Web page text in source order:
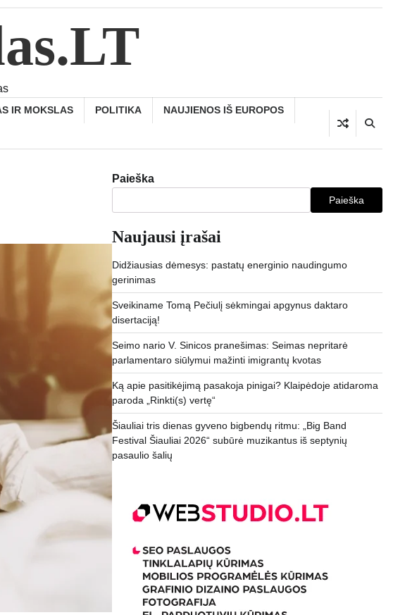
IR MOKSLAS POLITIKA NAUJIENOS IŠ EUROPOS
Paieška
Paieška
Naujausi įrašai
Didžiausias dėmesys: pastatų energinio naudingumo
gerinimas
Sveikiname Tomą Pečiulį sėkmingai apgynus daktaro
disertaciją!
Seimo nario V. Sinicos pranešimas: Seimas nepritarė
parlamentaro siūlymui mažinti imigrantų kvotas
Ką apie pasitikėjimą pasakoja pinigai? Klaipėdoje atidaroma
paroda „Rinkti(s) vertę“
Šiauliai tris dienas gyveno bigbendų ritmu: „Big Band
Festival Šiauliai 2026“ subūrė muzikantus iš septynių
pasaulio šalių